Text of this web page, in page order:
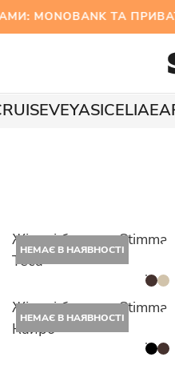
MONOBANK ТА
VEYASICELIA
НЕМАЄ В НАЯВНОСТІ
Жіночі балетки Stimma
Теса
НЕМАЄ В НАЯВНОСТІ
Жіночі балетки Stimma
Кайро